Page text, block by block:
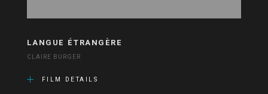
LANGUE ÉTRANGÈRE
CLAIRE BURGER
FILM DETAILS